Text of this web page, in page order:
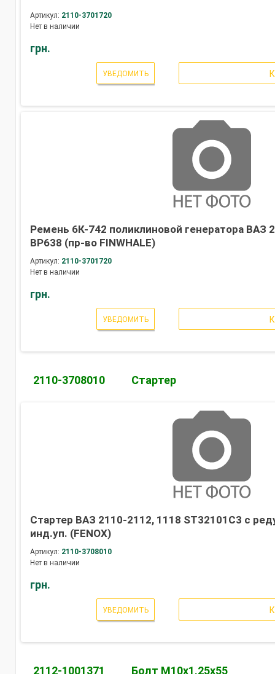
Артикул: 2110-3701720
Нет в наличии
грн.
УВЕДОМИТЬ
Ремень 6К-742 поликлиновой генератора ВАЗ
BP638 (пр-во FINWHALE)
Артикул: 2110-3701720
Нет в наличии
грн.
УВЕДОМИТЬ
2110-3708010 Стартер
Стартер ВАЗ 2110-2112, 1118 ST32101C3 с
инд.уп. (FENOX)
Артикул: 2110-3708010
Нет в наличии
грн.
УВЕДОМИТЬ
2112-1001371 Болт М10х1,25х55